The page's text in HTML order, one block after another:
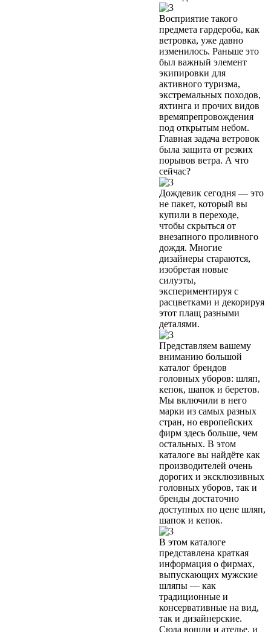
Восприятие такого
предмета гардероба, как
ветровка, уже давно
изменилось. Раньше это
был важный элемент
экипировки для
активного туризма,
экстремальных походов,
яхтинга и прочих видов
времяпрепровождения
под открытым небом.
Главная задача ветровок
была защита от резких
порывов ветра. А что
сейчас?
Дождевик сегодня — это
не пакет, который вы
купили в переходе,
чтобы скрыться от
внезапного проливного
дождя. Многие
дизайнеры стараются,
изобретая новые
силуэты,
экспериментируя с
расцветками и декорируя
этот плащ разными
деталями.
Представляем вашему
вниманию большой
каталог брендов
головных уборов: шляп,
кепок, шапок и беретов.
Мы включили в него
марки из самых разных
стран, но европейских
фирм здесь больше, чем
остальных. В этом
каталоге вы найдёте как
производителей очень
дорогих и эксклюзивных
головных уборов, так и
бренды достаточно
доступных по цене шляп,
шапок и кепок.
В этом каталоге
представлена краткая
информация о фирмах,
выпускающих мужские
шляпы — как
традиционные и
консервативные на вид,
так и дизайнерские.
Сюда вошли и ателье, и